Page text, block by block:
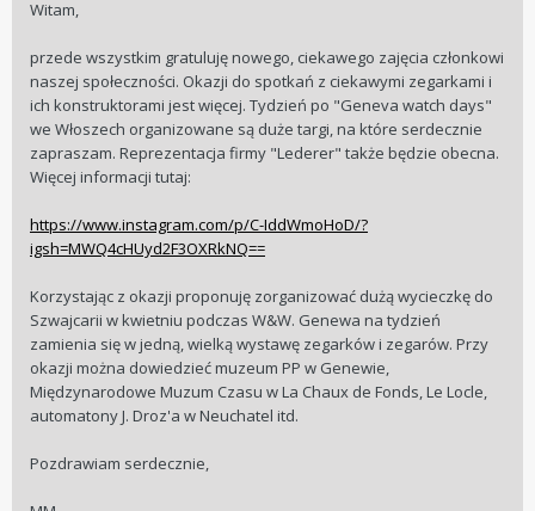
Witam,
przede wszystkim gratuluję nowego, ciekawego zajęcia członkowi
naszej społeczności. Okazji do spotkań z ciekawymi zegarkami i
ich konstruktorami jest więcej. Tydzień po "Geneva watch days"
we Włoszech organizowane są duże targi, na które serdecznie
zapraszam. Reprezentacja firmy "Lederer" także będzie obecna.
Więcej informacji tutaj:
https://www.instagram.com/p/C-IddWmoHoD/?
igsh=MWQ4cHUyd2F3OXRkNQ==
Korzystając z okazji proponuję zorganizować dużą wycieczkę do
Szwajcarii w kwietniu podczas W&W. Genewa na tydzień
zamienia się w jedną, wielką wystawę zegarków i zegarów. Przy
okazji można dowiedzieć muzeum PP w Genewie,
Międzynarodowe Muzum Czasu w La Chaux de Fonds, Le Locle,
automatony J. Droz'a w Neuchatel itd.
Pozdrawiam serdecznie,